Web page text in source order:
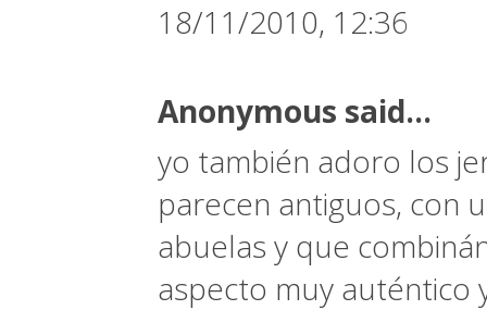
18/11/2010, 12:36
Anonymous said...
yo también adoro los
parecen antiguos, con
abuelas y que
aspecto muy auténtico